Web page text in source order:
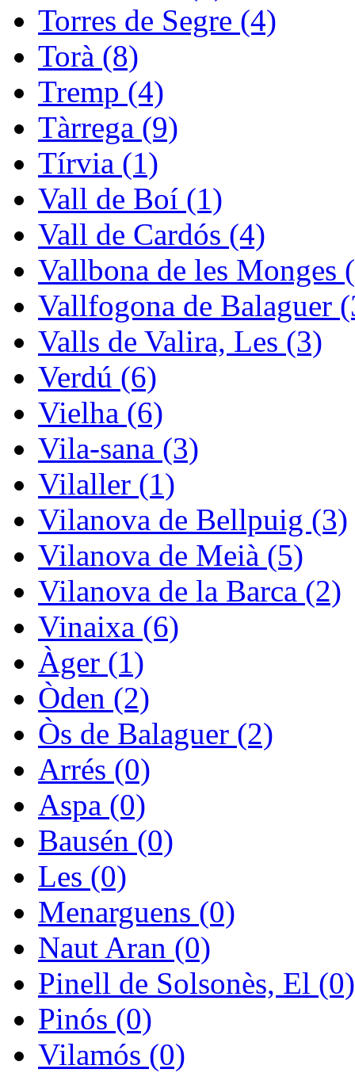
Torres de Segre (4)
Torà (8)
Tremp (4)
Tàrrega (9)
Tírvia (1)
Vall de Boí (1)
Vall de Cardós (4)
Vallbona de les Monges
Vallfogona de Balaguer
Valls de Valira, Les (3)
Verdú (6)
Vielha (6)
Vila-sana (3)
Vilaller (1)
Vilanova de Bellpuig (3)
Vilanova de Meià (5)
Vilanova de la Barca (2)
Vinaixa (6)
Àger (1)
Òden (2)
Òs de Balaguer (2)
Arrés (0)
Aspa (0)
Bausén (0)
Les (0)
Menarguens (0)
Naut Aran (0)
Pinell de Solsonès, El (0)
Pinós (0)
Vilamós (0)